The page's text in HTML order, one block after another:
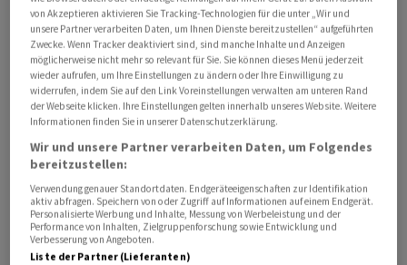
Der Minister hatte bis Ende Februar zwischen dem Iran
und den USA bei den Atomverhandlungen vermittelt.
Trotz seiner Vermittlungsbemühungen wurde der
Oman seit Beginn des Iran-Kriegs mehrfach zum Ziel
iranischer Angriffe. Vergangene Woche waren zwei
Menschen einem Bericht zufolge durch eine
herabstürzende Drohne ums Leben
gekommen./mar/DP/men
(AWP)
von Akzeptieren aktivieren Sie Tracking-Technologien für die unter „Wir und
unsere Partner verarbeiten Daten, um Ihnen Dienste bereitzustellen“ aufgeführten
Zwecke. Wenn Tracker deaktiviert sind, sind manche Inhalte und Anzeigen
möglicherweise nicht mehr so relevant für Sie. Sie können dieses Menü jederzeit
wieder aufrufen, um Ihre Einstellungen zu ändern oder Ihre Einwilligung zu
widerrufen, indem Sie auf den Link Voreinstellungen verwalten am unteren Rand
der Webseite klicken. Ihre Einstellungen gelten innerhalb unseres Website. Weitere
Informationen finden Sie in unserer Datenschutzerklärung.
Wir und unsere Partner verarbeiten Daten, um Folgendes
bereitzustellen:
Verwendung genauer Standortdaten. Endgeräteeigenschaften zur Identifikation
aktiv abfragen. Speichern von oder Zugriff auf Informationen auf einem Endgerät.
Personalisierte Werbung und Inhalte, Messung von Werbeleistung und der
Performance von Inhalten, Zielgruppenforschung sowie Entwicklung und
Verbesserung von Angeboten.
Liste der Partner (Lieferanten)